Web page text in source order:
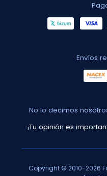
Envíos
No lo decimos
¡Tu opinión es
Copyright © 2010-2026